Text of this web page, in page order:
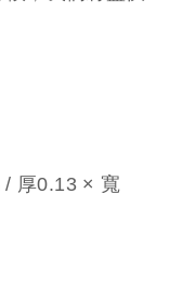
/ 厚0.13 × 寬